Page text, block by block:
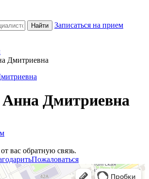
Найти Записаться на прием
Дмитриевна
Анна Дмитриевна
вас обратную связь.
Пожаловаться